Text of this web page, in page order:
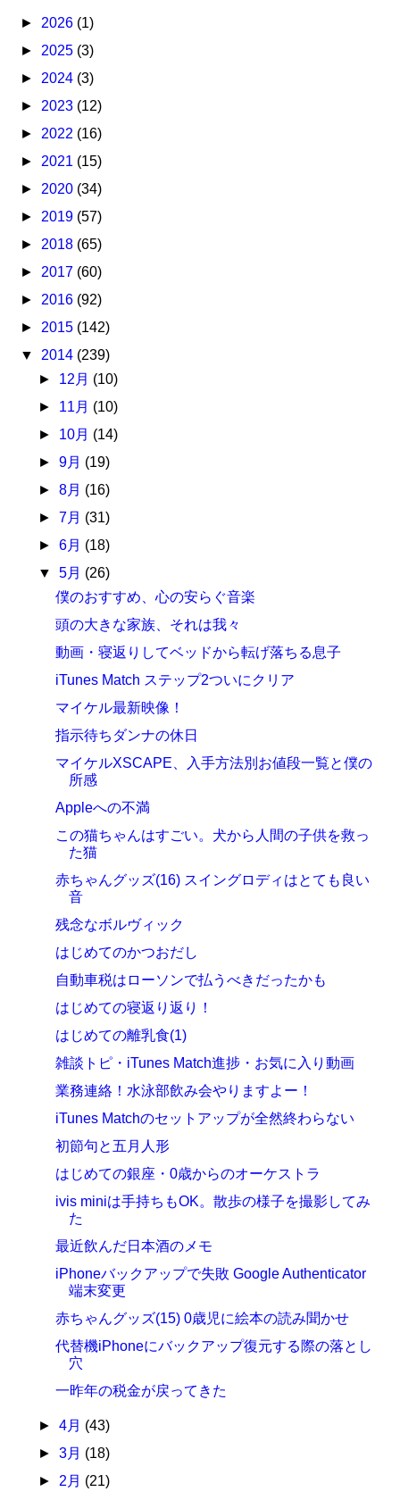
► 2026 (1)
► 2025 (3)
► 2024 (3)
► 2023 (12)
► 2022 (16)
► 2021 (15)
► 2020 (34)
► 2019 (57)
► 2018 (65)
► 2017 (60)
► 2016 (92)
► 2015 (142)
▼ 2014 (239)
► 12月 (10)
► 11月 (10)
► 10月 (14)
► 9月 (19)
► 8月 (16)
► 7月 (31)
► 6月 (18)
▼ 5月 (26)
僕のおすすめ、心の安らぐ音楽
頭の大きな家族、それは我々
動画・寝返りしてベッドから転げ落ちる息子
iTunes Match ステップ2ついにクリア
マイケル最新映像！
指示待ちダンナの休日
マイケルXSCAPE、入手方法別お値段一覧と僕の
所感
Appleへの不満
この猫ちゃんはすごい。犬から人間の子供を救っ
た猫
赤ちゃんグッズ(16) スイングロディはとても良い
音
残念なボルヴィック
はじめてのかつおだし
自動車税はローソンで払うべきだったかも
はじめての寝返り返り！
はじめての離乳食(1)
雑談トピ・iTunes Match進捗・お気に入り動画
業務連絡！水泳部飲み会やりますよー！
iTunes Matchのセットアップが全然終わらない
初節句と五月人形
はじめての銀座・0歳からのオーケストラ
ivis miniは手持ちもOK。散歩の様子を撮影してみ
た
最近飲んだ日本酒のメモ
iPhoneバックアップで失敗 Google Authenticator
端末変更
赤ちゃんグッズ(15) 0歳児に絵本の読み聞かせ
代替機iPhoneにバックアップ復元する際の落とし
穴
一昨年の税金が戻ってきた
► 4月 (43)
► 3月 (18)
► 2月 (21)